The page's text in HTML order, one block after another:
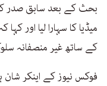
بحث کے بعد سابق صدر
میڈیا کا سہارا لیا اور
کے ساتھ غیر منصفانہ
فوکس نیوز کے اینکر